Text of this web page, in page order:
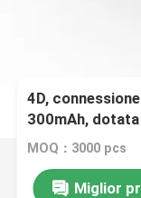
4D,
300mAh,
sistemi
MOQ：3000 pcs
Miglior